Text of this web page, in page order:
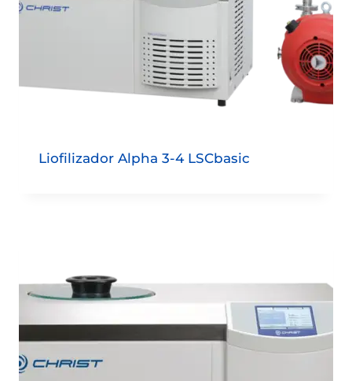
Liofilizador Alpha 3-4 LSCbasic